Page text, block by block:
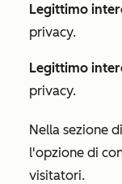
Legittimo
privacy.
Legittimo
privacy.
Nella sezione di
l'opzione di
visitatori.